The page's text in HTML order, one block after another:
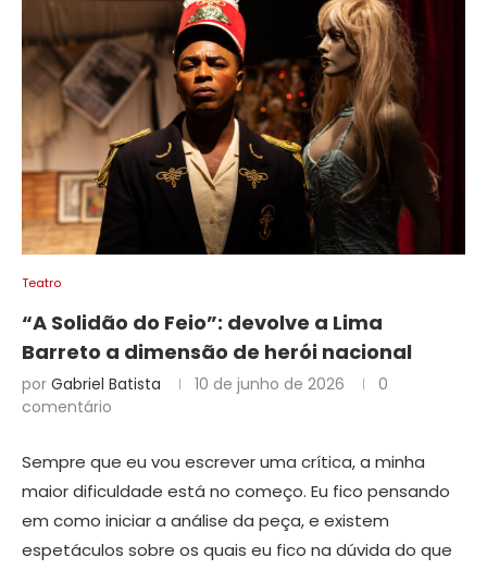
Teatro
“A Solidão do Feio”: devolve a Lima
Barreto a dimensão de herói nacional
por Gabriel Batista 10 de junho de 2026
0
comentário
Sempre que eu vou escrever uma crítica, a minha
maior dificuldade está no começo. Eu fico pensando
em como iniciar a análise da peça, e existem
espetáculos sobre os quais eu fico na dúvida do que